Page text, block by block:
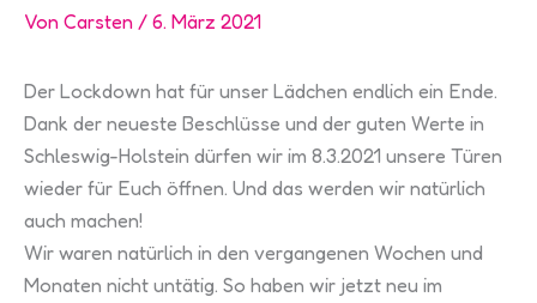
Von Carsten / 6. März 2021
Der Lockdown hat für unser Lädchen endlich ein Ende.
Dank der neueste Beschlüsse und der guten Werte in
Schleswig-Holstein dürfen wir im 8.3.2021 unsere Türen
wieder für Euch öffnen. Und das werden wir natürlich
auch machen!
Wir waren natürlich in den vergangenen Wochen und
Monaten nicht untätig. So haben wir jetzt neu im